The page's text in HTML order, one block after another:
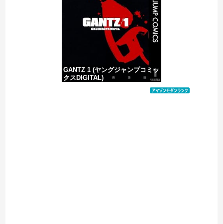
【悲しすぎる】埼玉県飯能市の件、やはり不法滞在ベトナム人でした
GANTZ 1 (ヤングジャンプコミッ
クスDIGITAL)
価格：¥617